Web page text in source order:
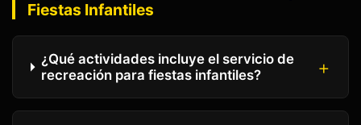
Fiestas Infantiles
¿Qué actividades incluye el servicio de
recreación para fiestas infantiles?